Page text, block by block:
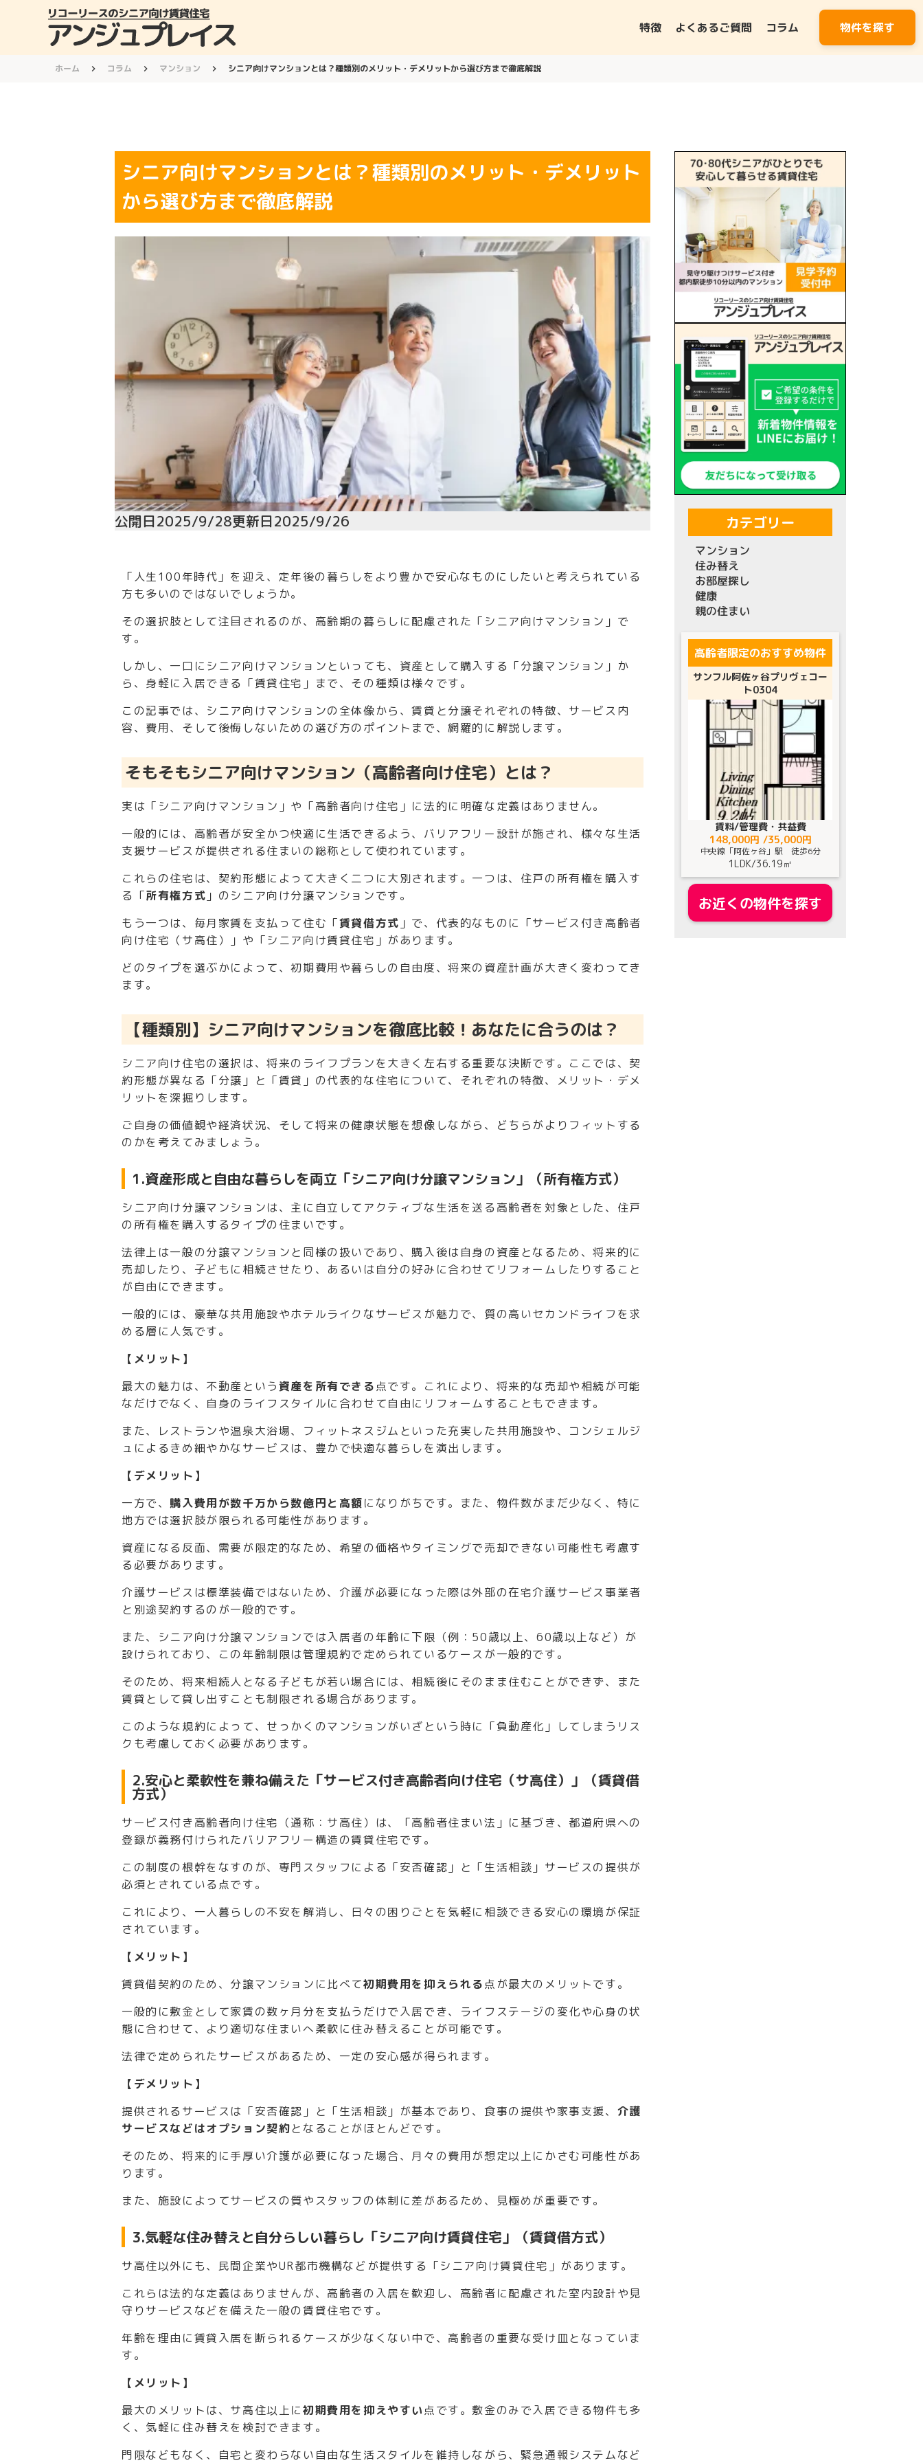
特徴 よくあるご質問 コラム 物件を探す
ホーム keyboard_arrow_right コラム keyboard_arrow_right マンション keyboard_arrow_right シニア向けマンションとは？種類別のメリット・デメリットから選び方まで徹底解説
カテゴリー
マンション
住み替え
お部屋探し
健康
親の住まい
高齢者限定のおすすめ物件
サンフル阿佐ヶ谷プリヴェコー
ト0304
賃料/管理費・共益費
148,000円 /35,000円
中央線「阿佐ヶ谷」駅 徒歩6分
1LDK/36.19㎡
お近くの物件を探す
シニア向けマンションとは？種類別のメリット・デメリット
から選び方まで徹底解説
公開日2025/9/28更新日2025/9/26
「人生100年時代」を迎え、定年後の暮らしをより豊かで安心なものにしたいと考えられている
方も多いのではないでしょうか。
その選択肢として注目されるのが、高齢期の暮らしに配慮された「シニア向けマンション」で
す。
しかし、一口にシニア向けマンションといっても、資産として購入する「分譲マンション」か
ら、身軽に入居できる「賃貸住宅」まで、その種類は様々です。
この記事では、シニア向けマンションの全体像から、賃貸と分譲それぞれの特徴、サービス内
容、費用、そして後悔しないための選び方のポイントまで、網羅的に解説します。
そもそもシニア向けマンション（高齢者向け住宅）とは？
実は「シニア向けマンション」や「高齢者向け住宅」に法的に明確な定義はありません。
一般的には、高齢者が安全かつ快適に生活できるよう、バリアフリー設計が施され、様々な生活
支援サービスが提供される住まいの総称として使われています。
これらの住宅は、契約形態によって大きく二つに大別されます。一つは、住戸の所有権を購入す
る「所有権方式 」のシニア向け分譲マンションです。
もう一つは、毎月家賃を支払って住む「賃貸借方式 」で、代表的なものに「サービス付き高齢者
向け住宅（サ高住）」や「シニア向け賃貸住宅」があります。
どのタイプを選ぶかによって、初期費用や暮らしの自由度、将来の資産計画が大きく変わってき
ます。
【種類別】シニア向けマンションを徹底比較！あなたに合うのは？
シニア向け住宅の選択は、将来のライフプランを大きく左右する重要な決断です。ここでは、契
約形態が異なる「分譲」と「賃貸」の代表的な住宅について、それぞれの特徴、メリット・デメ
リットを深掘りします。
ご自身の価値観や経済状況、そして将来の健康状態を想像しながら、どちらがよりフィットする
のかを考えてみましょう。
1.資産形成と自由な暮らしを両立「シニア向け分譲マンション」（所有権方式）
シニア向け分譲マンションは、主に自立してアクティブな生活を送る高齢者を対象とした、住戸
の所有権を購入するタイプの住まいです。
法律上は一般の分譲マンションと同様の扱いであり、購入後は自身の資産となるため、将来的に
売却したり、子どもに相続させたり、あるいは自分の好みに合わせてリフォームしたりすること
が自由にできます。
一般的には、豪華な共用施設やホテルライクなサービスが魅力で、質の高いセカンドライフを求
める層に人気です。
【メリット】
最大の魅力は、不動産という資産を所有できる点です。これにより、将来的な売却や相続が可能
なだけでなく、自身のライフスタイルに合わせて自由にリフォームすることもできます。
また、レストランや温泉大浴場、フィットネスジムといった充実した共用施設や、コンシェルジ
ュによるきめ細やかなサービスは、豊かで快適な暮らしを演出します。
【デメリット】
一方で、 購入費用が数千万から数億円と高額になりがちです。また、物件数がまだ少なく、特に
地方では選択肢が限られる可能性があります。
資産になる反面、需要が限定的なため、希望の価格やタイミングで売却できない可能性も考慮す
る必要があります。
介護サービスは標準装備ではないため、介護が必要になった際は外部の在宅介護サービス事業者
と別途契約するのが一般的です。
また、シニア向け分譲マンションでは入居者の年齢に下限（例：50歳以上、60歳以上など）が
設けられており、この年齢制限は管理規約で定められているケースが一般的です。
そのため、将来相続人となる子どもが若い場合には、相続後にそのまま住むことができず、また
賃貸として貸し出すことも制限される場合があります。
このような規約によって、せっかくのマンションがいざという時に「負動産化」してしまうリス
クも考慮しておく必要があります。
2.安心と柔軟性を兼ね備えた「サービス付き高齢者向け住宅（サ高住）」（賃貸借
方式）
サービス付き高齢者向け住宅（通称：サ高住）は、「高齢者住まい法」に基づき、都道府県への
登録が義務付けられたバリアフリー構造の賃貸住宅です。
この制度の根幹をなすのが、専門スタッフによる「安否確認」と「生活相談」サービスの提供が
必須とされている点です。
これにより、一人暮らしの不安を解消し、日々の困りごとを気軽に相談できる安心の環境が保証
されています。
【メリット】
賃貸借契約のため、分譲マンションに比べて初期費用を抑えられる点が最大のメリットです。
一般的に敷金として家賃の数ヶ月分を支払うだけで入居でき、ライフステージの変化や心身の状
態に合わせて、より適切な住まいへ柔軟に住み替えることが可能です。
法律で定められたサービスがあるため、一定の安心感が得られます。
【デメリット】
提供されるサービスは「安否確認」と「生活相談」が基本であり、食事の提供や家事支援、 介護
サービスなどはオプション契約となることがほとんどです。
そのため、将来的に手厚い介護が必要になった場合、月々の費用が想定以上にかさむ可能性があ
ります。
また、施設によってサービスの質やスタッフの体制に差があるため、見極めが重要です。
3.気軽な住み替えと自分らしい暮らし「シニア向け賃貸住宅」（賃貸借方式）
サ高住以外にも、民間企業やUR都市機構などが提供する「シニア向け賃貸住宅」があります。
これらは法的な定義はありませんが、高齢者の入居を歓迎し、高齢者に配慮された室内設計や見
守りサービスなどを備えた一般の賃貸住宅です。
年齢を理由に賃貸入居を断られるケースが少なくない中で、高齢者の重要な受け皿となっていま
す。
【メリット】
最大のメリットは、サ高住以上に初期費用を抑えやすい点です。敷金のみで入居できる物件も多
く、気軽に住み替えを検討できます。
門限などもなく、自宅と変わらない自由な生活スタイルを維持しながら、緊急通報システムなど